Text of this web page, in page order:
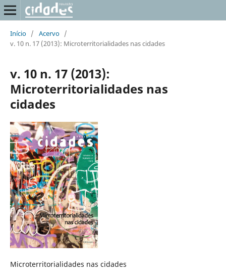
Início / Acervo /
v. 10 n. 17 (2013): Microterritorialidades nas cidades
v. 10 n. 17 (2013):
Microterritorialidades nas
cidades
Microterritorialidades nas cidades